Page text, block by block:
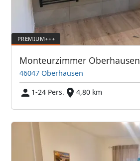
Monteurzimmer Oberhausen
46047 Oberhausen
1-24 Pers.
4,80 km